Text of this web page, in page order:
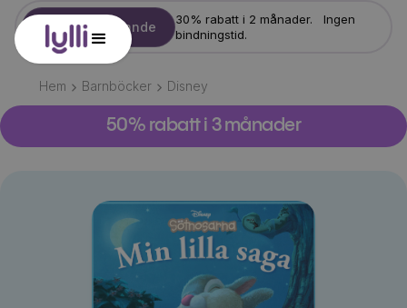
Starta erbjudande
30% rabatt i 2 månader. Ingen
bindningstid.
Hem Barnböcker Disney
50% rabatt i 3 månader